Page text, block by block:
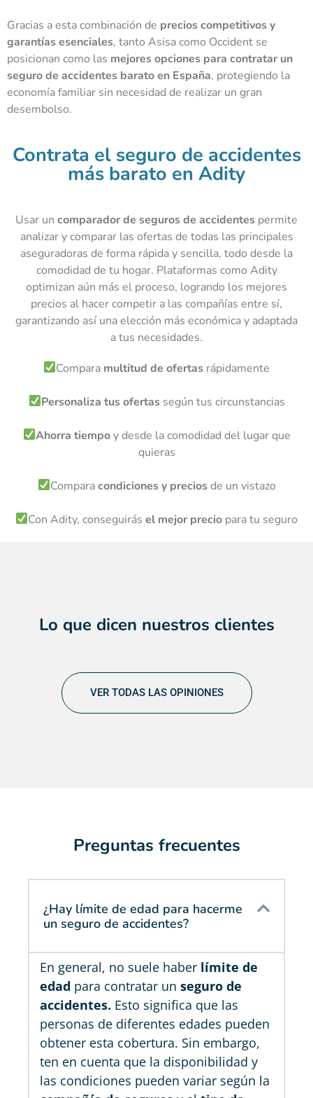
Gracias a esta combinación de precios competitivos y
garantías esenciales, tanto Asisa como Occident se
posicionan como las mejores opciones para contratar un
seguro de accidentes barato en España, protegiendo la
economía familiar sin necesidad de realizar un gran
desembolso.
Contrata el seguro de accidentes
más barato en Adity
Usar un comparador de seguros de accidentes permite
analizar y comparar las ofertas de todas las principales
aseguradoras de forma rápida y sencilla, todo desde la
comodidad de tu hogar. Plataformas como Adity
optimizan aún más el proceso, logrando los mejores
precios al hacer competir a las compañías entre sí,
garantizando así una elección más económica y adaptada
a tus necesidades.
Compara multitud de ofertas rápidamente
Personaliza tus ofertassegún tus circunstancias
Ahorra tiempoy desde la comodidad del lugar que
quieras
Comparacondiciones y preciosde un vistazo
Con Adity, conseguirásel mejor precio para tu seguro
Lo que dicen nuestros clientes
VER TODAS LAS OPINIONES
Preguntas frecuentes
¿Hay límite de edad para hacerme
un seguro de accidentes?
En general, no suele haber límite de
edad para contratar un seguro de
accidentes. Esto significa que las
personas de diferentes edades pueden
obtener esta cobertura. Sin embargo,
ten en cuenta que la disponibilidad y
las condiciones pueden variar según la